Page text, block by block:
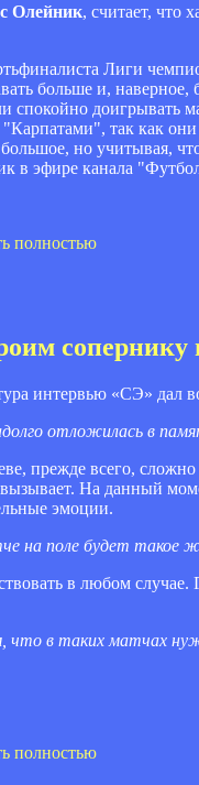
Олейник, считает, что
Лиги
больше и,
спокойно доигрывать
так как они
но учитывая,
в эфире канала
полностью
сопернику
интервью «СЭ»
отложилась в
прежде всего,
На данный
эмоции.
на поле будет такое
в любом случае.
что в таких матчах
полностью